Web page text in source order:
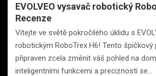
EVOLVEO vysavač robotický
Recenze
Vítejte ve světě pokročilého úklidu s
robotickým RoboTrex H6! Tento špičkový
připraven zcela změnit váš pohled na
inteligentními funkcemi a precizností se…